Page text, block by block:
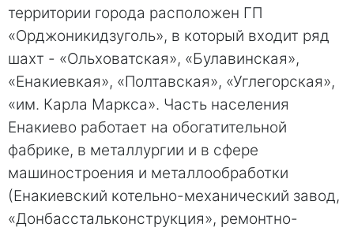
территории города расположен ГП
«Орджоникидзуголь», в который входит ряд
шахт - «Ольховатская», «Булавинская»,
«Енакиевкая», «Полтавская», «Углегорская»,
«им. Карла Маркса». Часть населения
Енакиево работает на обогатительной
фабрике, в металлургии и в сфере
машиностроения и металлообработки
(Енакиевский котельно-механический завод,
«Донбасстальконструкция», ремонтно-